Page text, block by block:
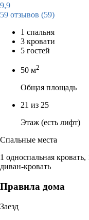
9,9
59 отзывов (59)
1 спальня
3 кровати
5 гостей
50 м2
Общая площадь
21 из 25
Этаж (есть лифт)
Спальные места
1 односпальная
диван-кровать
Правила дома
Заезд